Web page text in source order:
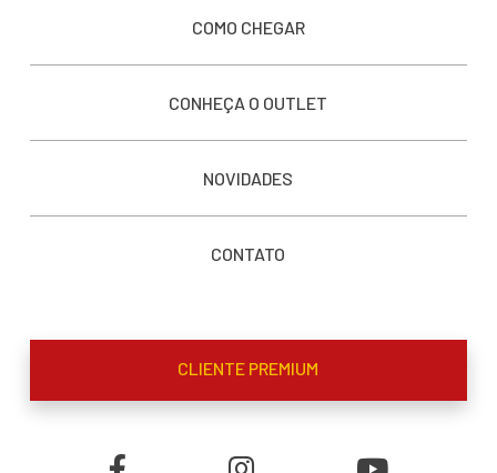
COMO CHEGAR
CONHEÇA O OUTLET
NOVIDADES
CONTATO
CLIENTE PREMIUM